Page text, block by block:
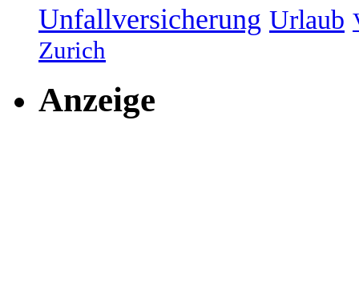
Unfallversicherung Urlaub
Zurich
Anzeige